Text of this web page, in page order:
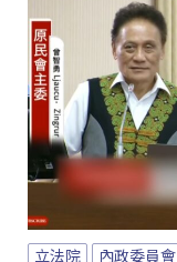
立法院 內政委員會